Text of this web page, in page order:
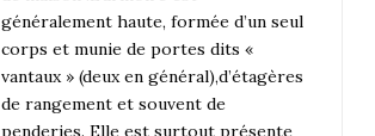
généralement haute, formée d’un seul
corps et munie de portes dits «
vantaux » (deux en général),d’étagères
de rangement et souvent de
penderies. Elle est surtout présente